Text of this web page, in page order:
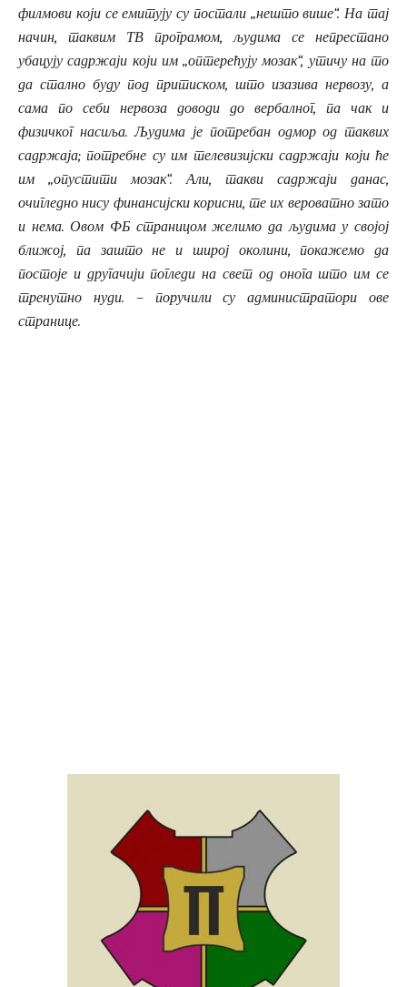
филмови који се емитују су постали „нешто више“. На тај
начин, таквим ТВ програмом, људима се непрестано
убацују садржаји који им „оптерећују мозак“, утичу на то
да стално буду под притиском, што изазива нервозу, а
сама по себи нервоза доводи до вербалног, па чак и
физичког насиља. Људима је потребан одмор од таквих
садржаја; потребне су им телевизијски садржаји који ће
им „опустити мозак“. Али, такви садржаји данас,
очигледно нису финансијски корисни, те их вероватно зато
и нема. Овом ФБ страницом желимо да људима у својој
ближој, па зашто не и широј околини, покажемо да
постоје и другачији погледи на свет од онога што им се
тренутно нуди. – поручили су администратори ове
странице.